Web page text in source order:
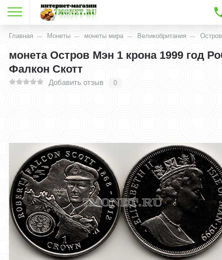
Главная Монеты монеты мира Великобритания
монета Остров Мэн 1 крона 1999 год
Фалкон Скотт
Добавить отзыв 0